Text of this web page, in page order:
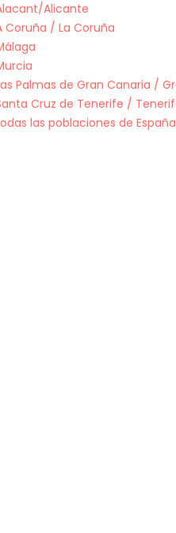
Alicante
Coruña / La Coruña
Palmas de Gran Canaria /
Cruz de Tenerife /
las poblaciones de España